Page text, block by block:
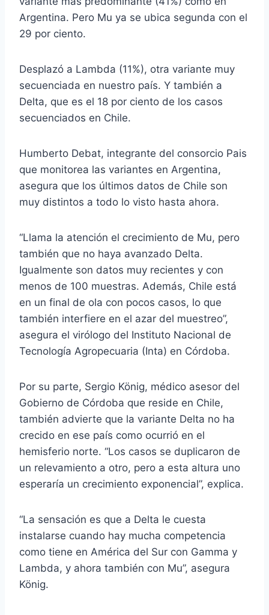
Argentina. Pero Mu ya se ubica segunda con el
29 por ciento.
Desplazó a Lambda (11%), otra variante muy
secuenciada en nuestro país. Y también a
Delta, que es el 18 por ciento de los casos
secuenciados en Chile.
Humberto Debat, integrante del consorcio Pais
que monitorea las variantes en Argentina,
asegura que los últimos datos de Chile son
muy distintos a todo lo visto hasta ahora.
“Llama la atención el crecimiento de Mu, pero
también que no haya avanzado Delta.
Igualmente son datos muy recientes y con
menos de 100 muestras. Además, Chile está
en un final de ola con pocos casos, lo que
también interfiere en el azar del muestreo”,
asegura el virólogo del Instituto Nacional de
Tecnología Agropecuaria (Inta) en Córdoba.
Por su parte, Sergio König, médico asesor del
Gobierno de Córdoba que reside en Chile,
también advierte que la variante Delta no ha
crecido en ese país como ocurrió en el
hemisferio norte. “Los casos se duplicaron de
un relevamiento a otro, pero a esta altura uno
esperaría un crecimiento exponencial”, explica.
“La sensación es que a Delta le cuesta
instalarse cuando hay mucha competencia
como tiene en América del Sur con Gamma y
Lambda, y ahora también con Mu”, asegura
König.